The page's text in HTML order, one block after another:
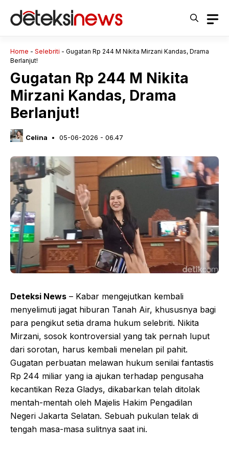
Home - Selebriti - Gugatan Rp 244 M Nikita Mirzani Kandas, Drama
Berlanjut!
Gugatan Rp 244 M Nikita
Mirzani Kandas, Drama
Berlanjut!
Celina 05-06-2026 - 06.47
Deteksi News – Kabar mengejutkan kembali
menyelimuti jagat hiburan Tanah Air, khususnya bagi
para pengikut setia drama hukum selebriti. Nikita
Mirzani, sosok kontroversial yang tak pernah luput
dari sorotan, harus kembali menelan pil pahit.
Gugatan perbuatan melawan hukum senilai fantastis
Rp 244 miliar yang ia ajukan terhadap pengusaha
kecantikan Reza Gladys, dikabarkan telah ditolak
mentah-mentah oleh Majelis Hakim Pengadilan
Negeri Jakarta Selatan. Sebuah pukulan telak di
tengah masa-masa sulitnya saat ini.